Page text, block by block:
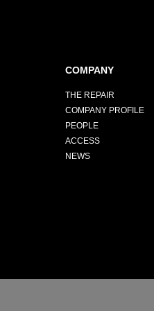
COMPANY
THE REPAIR
COMPANY PROFILE
PEOPLE
ACCESS
NEWS